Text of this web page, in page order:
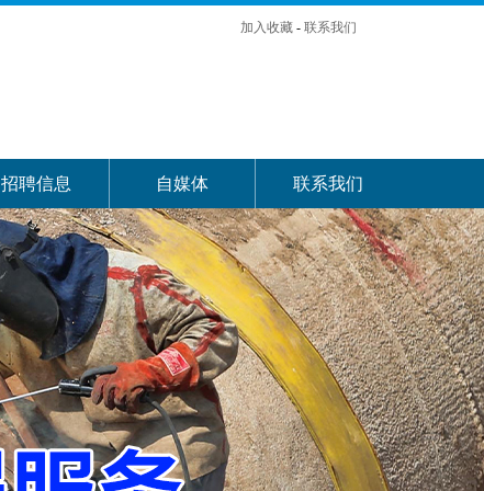
加入收藏 - 联系我们
招聘信息 自媒体 联系我们